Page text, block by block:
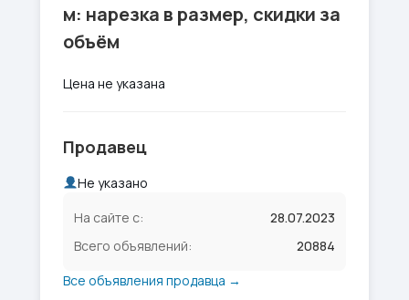
м: нарезка в размер, скидки за
объём
Цена не указана
Продавец
Не указано
На сайте с:
28.07.2023
Всего объявлений:
20884
Все объявления продавца →